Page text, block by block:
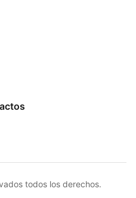
todos los derechos.